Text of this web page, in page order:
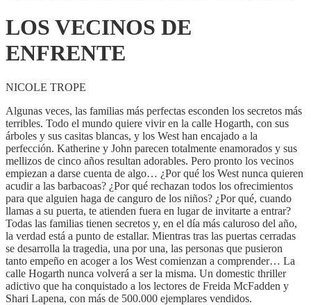
LOS VECINOS DE
ENFRENTE
NICOLE TROPE
Algunas veces, las familias más perfectas esconden los secretos más
terribles. Todo el mundo quiere vivir en la calle Hogarth, con sus
árboles y sus casitas blancas, y los West han encajado a la
perfección. Katherine y John parecen totalmente enamorados y sus
mellizos de cinco años resultan adorables. Pero pronto los vecinos
empiezan a darse cuenta de algo… ¿Por qué los West nunca quieren
acudir a las barbacoas? ¿Por qué rechazan todos los ofrecimientos
para que alguien haga de canguro de los niños? ¿Por qué, cuando
llamas a su puerta, te atienden fuera en lugar de invitarte a entrar?
Todas las familias tienen secretos y, en el día más caluroso del año,
la verdad está a punto de estallar. Mientras tras las puertas cerradas
se desarrolla la tragedia, una por una, las personas que pusieron
tanto empeño en acoger a los West comienzan a comprender… La
calle Hogarth nunca volverá a ser la misma. Un domestic thriller
adictivo que ha conquistado a los lectores de Freida McFadden y
Shari Lapena, con más de 500.000 ejemplares vendidos.